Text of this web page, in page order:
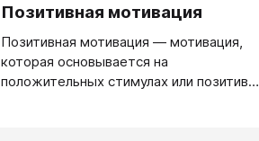
Позитивная мотивация
Позитивная мотивация — мотивация,
которая основывается на
положительных стимулах или позитиве,